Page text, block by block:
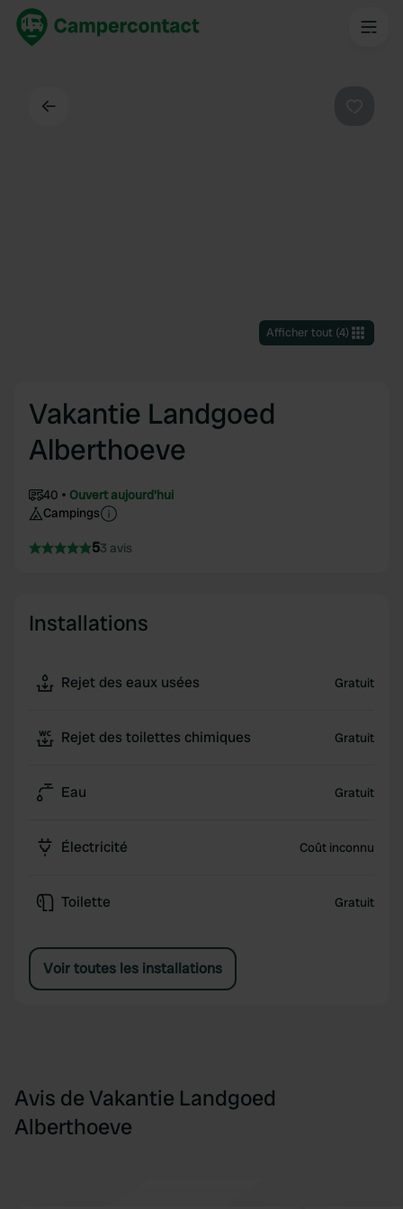
Afficher tout(4)
Vakantie Landgoed
Alberthoeve
40
Ouvert aujourd'hui
Campings
53 avis
Installations
Rejet des eaux usées Gratuit
Rejet des toilettes chimiques Gratuit
Eau Gratuit
Électricité Coût inconnu
Toilette Gratuit
Voir toutes les installations
Avis de Vakantie Landgoed
Alberthoeve